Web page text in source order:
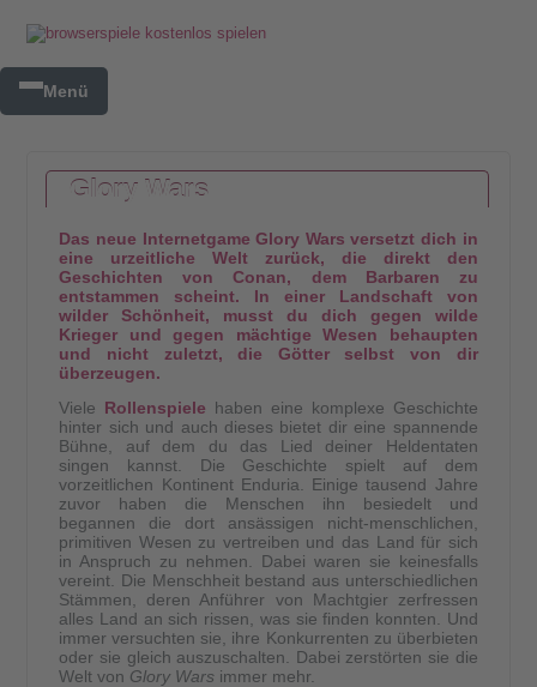
Menü
Glory Wars
Das neue Internetgame Glory Wars versetzt dich in
eine urzeitliche Welt zurück, die direkt den
Geschichten von Conan, dem Barbaren zu
entstammen scheint. In einer Landschaft von
wilder Schönheit, musst du dich gegen wilde
Krieger und gegen mächtige Wesen behaupten
und nicht zuletzt, die Götter selbst von dir
überzeugen.
Viele Rollenspiele haben eine komplexe Geschichte
hinter sich und auch dieses bietet dir eine spannende
Bühne, auf dem du das Lied deiner Heldentaten
singen kannst. Die Geschichte spielt auf dem
vorzeitlichen Kontinent Enduria. Einige tausend Jahre
zuvor haben die Menschen ihn besiedelt und
begannen die dort ansässigen nicht-menschlichen,
primitiven Wesen zu vertreiben und das Land für sich
in Anspruch zu nehmen. Dabei waren sie keinesfalls
vereint. Die Menschheit bestand aus unterschiedlichen
Stämmen, deren Anführer von Machtgier zerfressen
alles Land an sich rissen, was sie finden konnten. Und
immer versuchten sie, ihre Konkurrenten zu überbieten
oder sie gleich auszuschalten. Dabei zerstörten sie die
Welt von Glory Wars immer mehr.